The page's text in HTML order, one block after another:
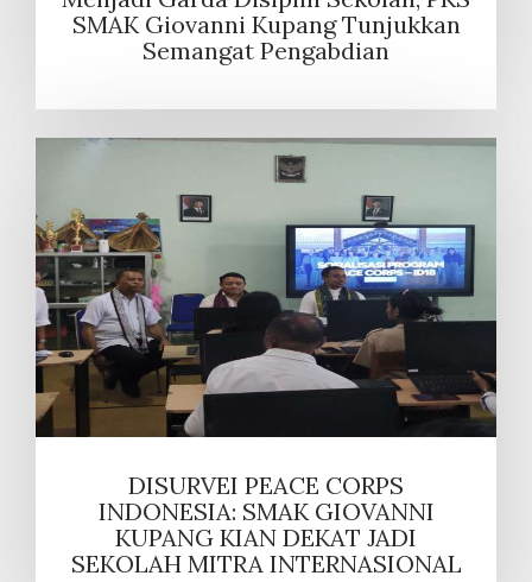
SMAK Giovanni Kupang Tunjukkan
Semangat Pengabdian
DISURVEI PEACE CORPS
INDONESIA: SMAK GIOVANNI
KUPANG KIAN DEKAT JADI
SEKOLAH MITRA INTERNASIONAL